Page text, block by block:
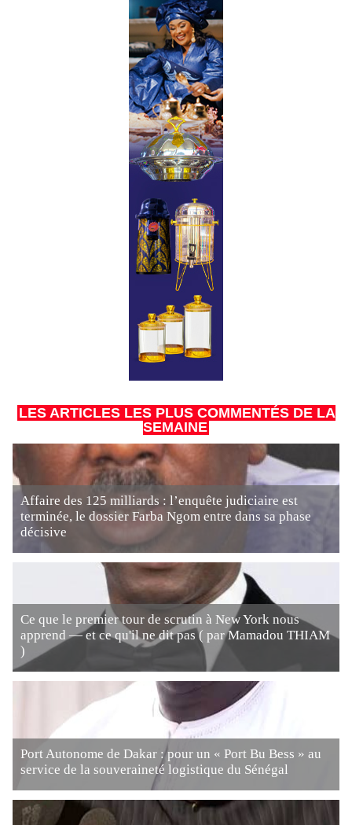
LES ARTICLES LES PLUS COMMENTÉS DE LA
SEMAINE
Affaire des 125 milliards : l’enquête judiciaire est
terminée, le dossier Farba Ngom entre dans sa phase
décisive
Ce que le premier tour de scrutin à New York nous
apprend — et ce qu'il ne dit pas ( par Mamadou THIAM
)
Port Autonome de Dakar : pour un « Port Bu Bess » au
service de la souveraineté logistique du Sénégal